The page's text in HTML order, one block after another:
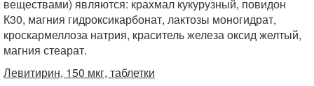
веществами) являются: крахмал кукурузный, повидон
К30, магния гидроксикарбонат, лактозы моногидрат,
кроскармеллоза натрия, краситель железа оксид желтый,
магния стеарат.
Левитирин, 150 мкг, таблетки